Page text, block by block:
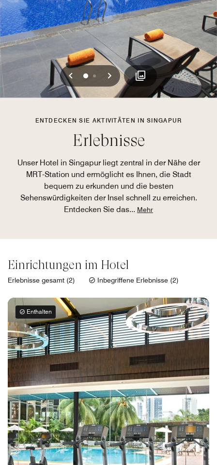
Vorherige
0 1 Weiter
ENTDECKEN SIE AKTIVITÄTEN IN SINGAPUR
Erlebnisse
Unser Hotel in Singapur liegt zentral in der Nähe der
MRT-Station und ermöglicht es Ihnen, die Stadt
bequem zu erkunden und die besten
Sehenswürdigkeiten der Insel schnell zu erreichen.
Entdecken Sie das... Mehr
Einrichtungen im Hotel
Erlebnisse gesamt (2) Inbegriffene Erlebnisse (2)
Enthalten